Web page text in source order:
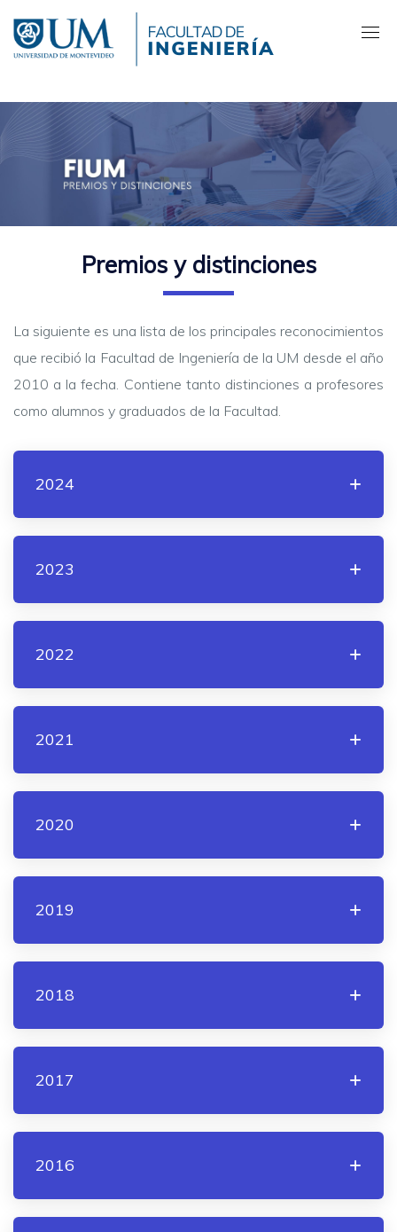
contenido
principal
Premios y distinciones
La siguiente es una lista de los principales reconocimientos
que recibió la Facultad de Ingeniería de la UM desde el año
2010 a la fecha. Contiene tanto distinciones a profesores
como alumnos y graduados de la Facultad.
2024
2023
2022
2021
2020
2019
2018
2017
2016